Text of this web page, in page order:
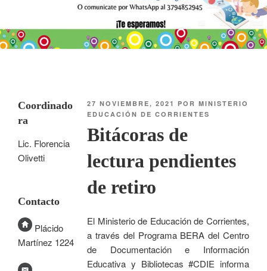
27 NOVIEMBRE, 2021 PORMINISTERIO
EDUCACIÓN DE CORRIENTES
Bitácoras de
lectura pendientes
de retiro
El Ministerio de Educación de Corrientes,
a través del Programa BERA del Centro
de Documentación e Información
Educativa y Bibliotecas #CDIE informa
Coordinado
ra
Lic. Florencia
Olivetti
Contacto
Plácido
Martínez 1224